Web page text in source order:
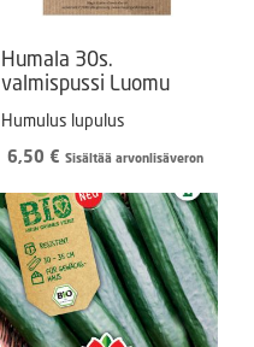
Humala 30s.
valmispussi Luomu
Humulus lupulus
6,50 € Sisältää arvonlisäveron